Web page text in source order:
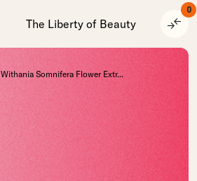
The Liberty of Beauty compare_arrows
0
Withania Somnifera Flower Extr...